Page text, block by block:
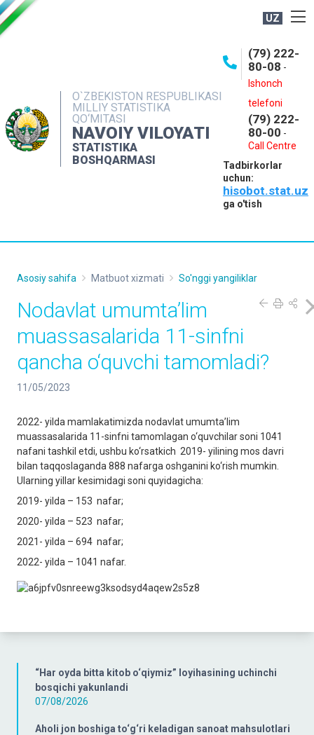
UZ
O`ZBEKISTON RESPUBLIKASI
MILLIY STATISTIKA
QO‘MITASI
NAVOIY VILOYATI
STATISTIKA
BOSHQARMASI
(79) 222-
80-08 -
Ishonch
telefoni
(79) 222-
80-00 -
Call Centre
Tadbirkorlar
uchun:
hisobot.stat.uz
ga o'tish
OCHIQ MA'LUMOTLAR
INTERAKTIV XIZMATLAR
MUROJAATLAR
“Har oyda bitta kitob o‘qiymiz” loyihasining uchinchi
bosqichi yakunlandi
07/08/2026
Aholi jon boshiga to‘g‘ri keladigan sanoat mahsulotlari
Asosiy sahifa Matbuot xizmati So'nggi yangiliklar
Nodavlat umumta’lim
muassasalarida 11-sinfni
qancha o‘quvchi tamomladi?
11/05/2023
2022- yilda mamlakatimizda nodavlat umumta’lim
muassasalarida 11-sinfni tamomlagan o‘quvchilar soni 1041
nafani tashkil etdi, ushbu ko‘rsatkich 2019- yilining mos davri
bilan taqqoslaganda 888 nafarga oshganini ko‘rish mumkin.
Ularning yillar kesimidagi soni quyidagicha:
2019- yilda – 153 nafar;
2020- yilda – 523 nafar;
2021- yilda – 694 nafar;
2022- yilda – 1041 nafar.